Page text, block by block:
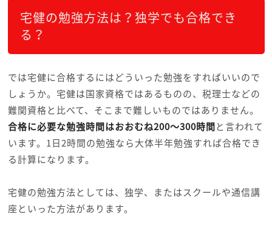
宅健の勉強方法は？独学でも合格でき
る？
では宅健に合格するにはどういった勉強をすればいいので
しょうか。宅健は国家資格ではあるものの、税理士などの
難関資格と比べて、そこまで難しいものではありません。
合格に必要な勉強時間はおおむね200～300時間と言われて
います。1日2時間の勉強なら大体半年勉強すれば合格でき
る計算になります。
宅健の勉強方法としては、独学、またはスクールや通信講
座といった方法があります。